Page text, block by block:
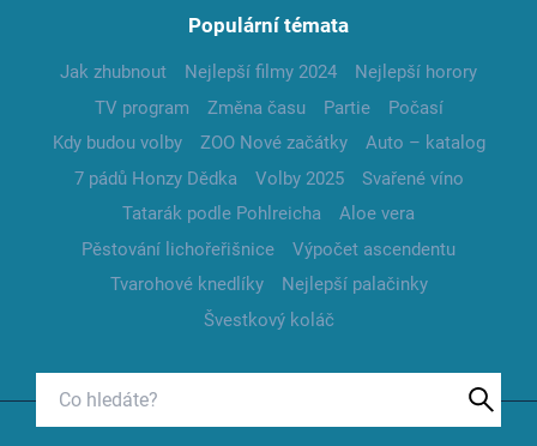
Populární témata
Jak zhubnout Nejlepší filmy 2024
Nejlepší horory
TV program
Změna času Partie
Počasí
Kdy budou volby
ZOO Nové začátky
Auto – katalog
7 pádů Honzy Dědka
Volby 2025
Svařené víno
Tatarák podle Pohlreicha
Aloe vera
Pěstování lichořeřišnice
Výpočet ascendentu
Tvarohové knedlíky
Nejlepší palačinky
Švestkový koláč